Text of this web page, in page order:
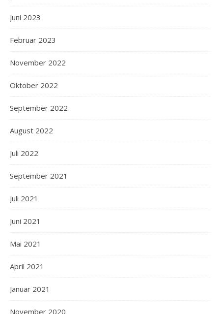
Juni 2023
Februar 2023
November 2022
Oktober 2022
September 2022
August 2022
Juli 2022
September 2021
Juli 2021
Juni 2021
Mai 2021
April 2021
Januar 2021
November 2020